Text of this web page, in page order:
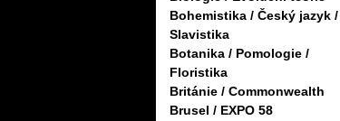
Bohemistika / Český jazyk /
Slavistika
Botanika / Pomologie /
Floristika
Británie / Commonwealth
Brusel / EXPO 58